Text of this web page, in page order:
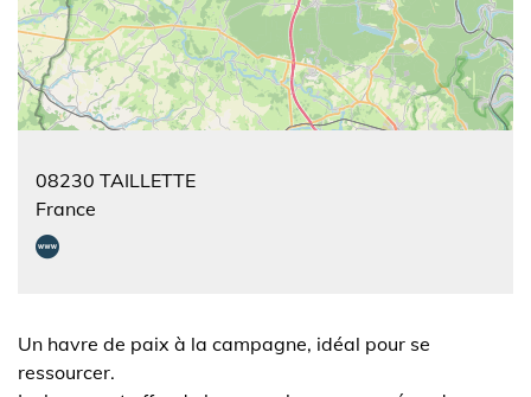
08230 TAILLETTE
France
Un havre de paix à la campagne, idéal pour se
ressourcer.